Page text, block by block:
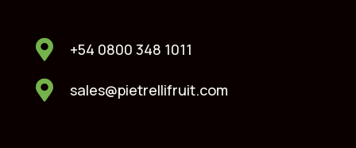
+54 0800 348 1011
sales@pietrellifruit.com